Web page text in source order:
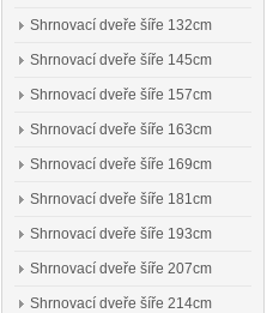
Shrnovací dveře šíře 132cm
Shrnovací dveře šíře 145cm
Shrnovací dveře šíře 157cm
Shrnovací dveře šíře 163cm
Shrnovací dveře šíře 169cm
Shrnovací dveře šíře 181cm
Shrnovací dveře šíře 193cm
Shrnovací dveře šíře 207cm
Shrnovací dveře šíře 214cm